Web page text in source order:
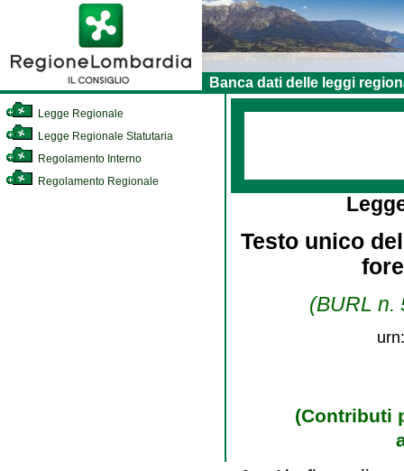
Banca dati delle leggi
Legge Regionale
Legge Regionale Statutaria
Regolamento Interno
Regolamento Regionale
Testo unico
(BURL n.
(Contributi